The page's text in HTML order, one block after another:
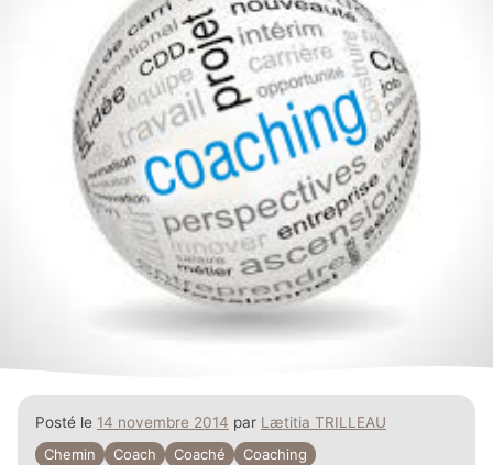
Posté le 14 novembre 2014 par Lætitia TRILLEAU
Chemin
Coach Coaché
Coaching